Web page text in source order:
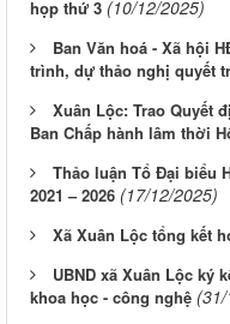
họp thứ 3 (10/12/2025)
Ban Văn hoá - Xã hội
trình, dự thảo nghị quyết
Xuân Lộc: Trao Quyết
Ban Chấp hành lâm thời
Thảo luận Tổ Đại biểu
2021 – 2026 (17/12/2025)
Xã Xuân Lộc tổng kết
UBND xã Xuân Lộc ký
khoa học - công nghệ